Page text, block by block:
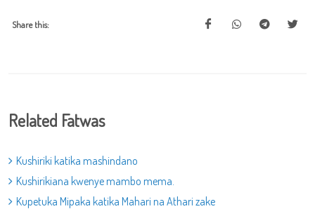
Share this:
Related Fatwas
Kushiriki katika mashindano
Kushirikiana kwenye mambo mema.
Kupetuka Mipaka katika Mahari na Athari zake